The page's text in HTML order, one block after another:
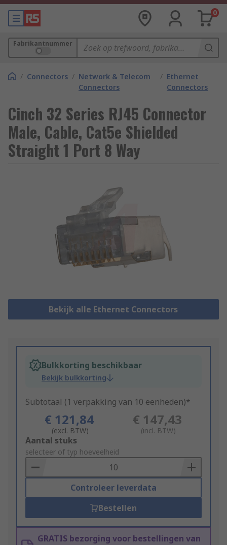
0
Fabrikantnummer
/ Connectors / Network & Telecom
Connectors
/ Ethernet
Connectors
Cinch 32 Series RJ45 Connector
Male, Cable, Cat5e Shielded
Straight 1 Port 8 Way
Bekijk alle Ethernet Connectors
Bulkkorting beschikbaar
Bekijk bulkkorting
Subtotaal (1 verpakking van 10 eenheden)*
€ 121,84
(excl. BTW)
€ 147,43
(incl. BTW)
Add
to
Basket
Aantal stuks
selecteer of typ hoeveelheid
Controleer leverdata
Bestellen
GRATIS bezorging voor bestellingen van